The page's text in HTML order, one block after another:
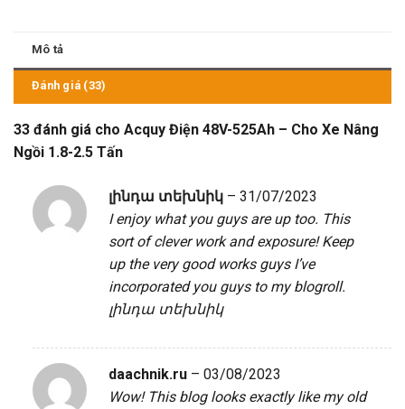
Mô tả
Đánh giá (33)
33 đánh giá cho Acquy Điện 48V-525Ah – Cho Xe Nâng
Ngồi 1.8-2.5 Tấn
լինդա տեխնիկ – 31/07/2023
I enjoy what you guys are up too. This
sort of clever work and exposure! Keep
up the very good works guys I’ve
incorporated you guys to my blogroll.
լինդա տեխնիկ
daachnik.ru – 03/08/2023
Wow! This blog looks exactly like my old